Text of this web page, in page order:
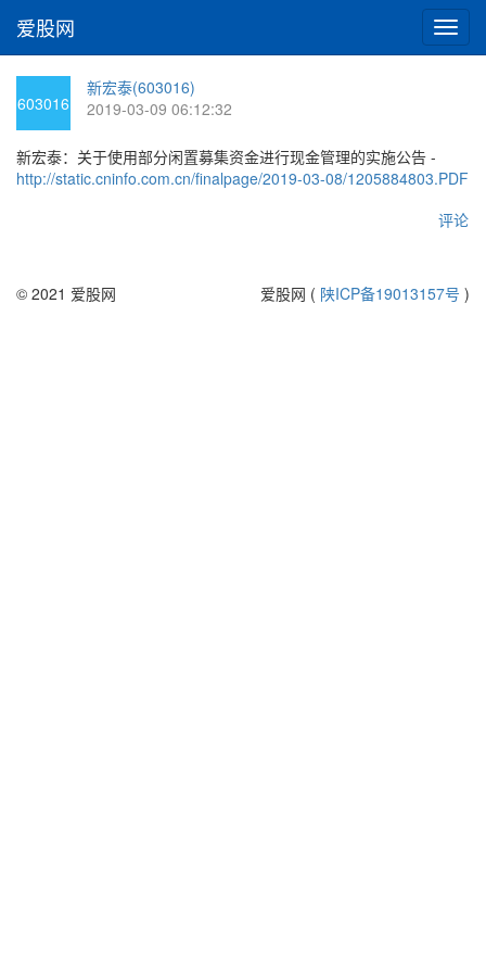
切
换
爱股网
603016
新宏泰(603016)
2019-03-09 06:12:32
新宏泰：关于使用部分闲置募集资金进行现金管理的实施公告 -
http://static.cninfo.com.cn/finalpage/2019-03-08/1205884803.PDF
评论
© 2021 爱股网 爱股网 ( 陕ICP备19013157号 )